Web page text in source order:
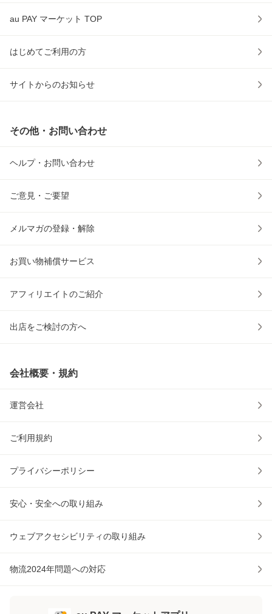
au PAY マーケット TOP
はじめてご利用の方
サイトからのお知らせ
その他・お問い合わせ
ヘルプ・お問い合わせ
ご意見・ご要望
メルマガの登録・解除
お買い物補償サービス
アフィリエイトのご紹介
出店をご検討の方へ
会社概要・規約
運営会社
ご利用規約
プライバシーポリシー
安心・安全への取り組み
ウェブアクセシビリティの取り組み
物流2024年問題への対応